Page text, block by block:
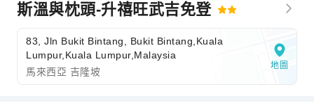
斯溫與枕頭-升禧旺武吉免登
83, Jln Bukit Bintang, Bukit Bintang,Kuala
Lumpur,Kuala Lumpur,Malaysia
馬來西亞 吉隆坡
地圖